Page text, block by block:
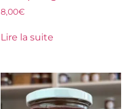
8,00€
Lire la suite